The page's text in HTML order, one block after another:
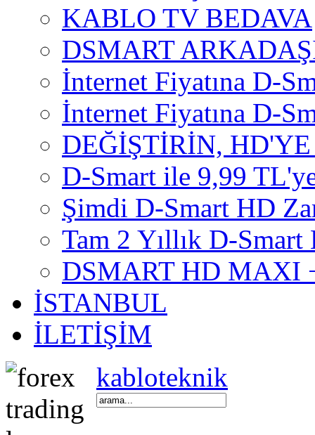
KABLO TV BEDAVA
DSMART
İnternet Fiyatına D-
İnternet Fiyatına D-
DEĞİŞTİRİN,
D-Smart ile 9,99 TL'ye
Şimdi D-Smart HD
Tam 2 Yıllık D-Smart
DSMART HD MAXI
İSTANBUL
İLETİŞİM
kabloteknik